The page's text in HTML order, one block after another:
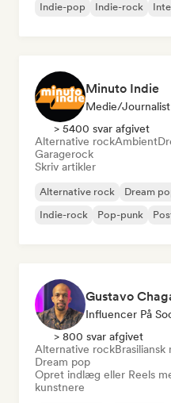
Indie-pop
Indie-rock
Minuto Indie
Medie/journalist
> 5400 svar afgivet
Alternative rockAmbient
Garagerock
Skriv artikler
Alternative rock Dream
Indie-rock
Pop-punk
Gustavo
Influencer På
> 800 svar afgivet
Alternative rockBrasiliansk
Dream pop
Opret indlæg eller Reels
kunstnere